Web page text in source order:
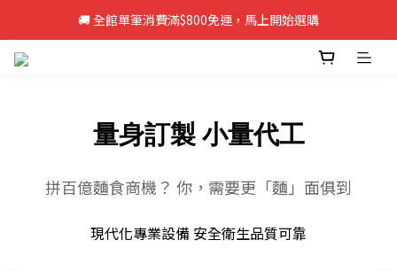
🚚 全館單筆消費滿$800免運，馬上開始選購
🚚 全館單筆消費滿$800免運，馬上開始選購
量身訂製 小量代工
拼百億麵食商機？ 你，需要更「麵」面俱到
現代化專業設備 安全衛生品質可靠